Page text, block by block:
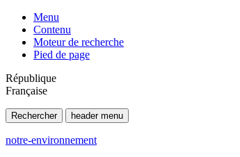
Menu
Contenu
Moteur de recherche
Pied de page
République
Française
Rechercher header menu
notre-environnement